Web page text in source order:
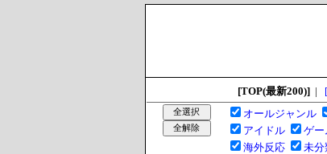
[TOP(最新200)] |
オールジャンル
アイドル
ゲー
海外反応
未分